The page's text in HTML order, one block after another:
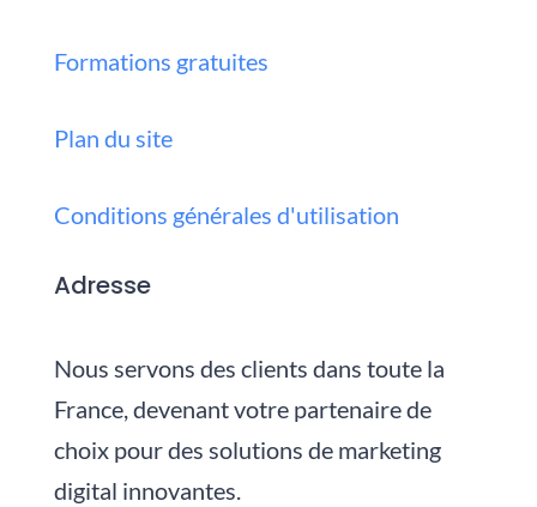
Formations gratuites
Plan du site
Conditions générales d'utilisation
Adresse
Nous servons des clients dans toute la
France, devenant votre partenaire de
choix pour des solutions de marketing
digital innovantes.